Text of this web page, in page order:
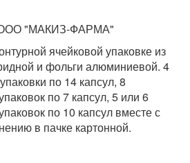
ООО "МАКИЗ-ФАРМА"
ячейковой упаковке из
и фольги алюминиевой. 4
по 14 капсул, 8
по 7 капсул, 5 или 6
по 10 капсул вместе с
в пачке картонной.